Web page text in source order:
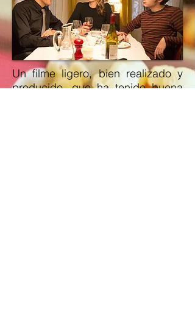
Un filme ligero, bien realizado y
producido, que ha tenido buena